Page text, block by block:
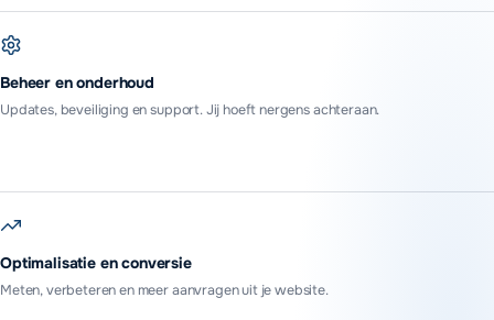
Beheer en onderhoud
Updates, beveiliging en support. Jij hoeft nergens achteraan.
Optimalisatie en conversie
Meten, verbeteren en meer aanvragen uit je website.